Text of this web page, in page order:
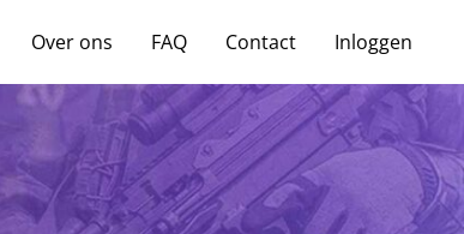
Over ons FAQ Contact Inloggen